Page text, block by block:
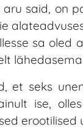
said, on
sa oled
et seks
ise,